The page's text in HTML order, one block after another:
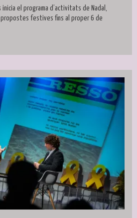
inicia el programa d’activitats de Nadal,
festives fins al proper 6 de